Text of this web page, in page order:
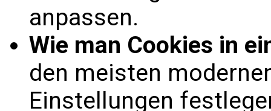
anpassen.
Wie man Cookies in
den meisten
Einstellungen